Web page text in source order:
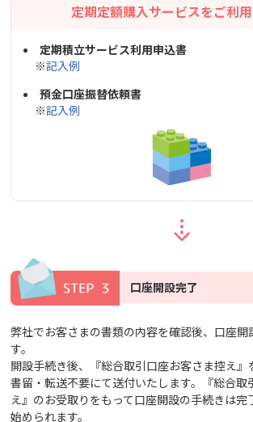
定期定額購入サービスをご利
定期積立サービス利用申込書
※記入例
預金口座振替依頼書
※記入例
口座開設完了
弊社でお客さまの書類の内容を確認後、口座開
す。
開設手続き後、『総合取引口座お客さま控え』
書留・転送不要にて送付いたします。『総合取
え』のお受取りをもって口座開設の手続きは完
始められます。